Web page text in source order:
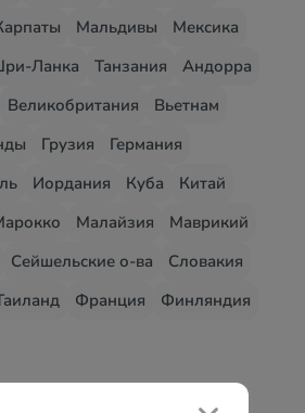
Мальдивы
Мексика
Ланка Танзания
Андорра
Великобритания
Вьетнам
Грузия
Германия
Иордания Куба
Китай
Малайзия
Маврикий
Сейшельские о-ва
Словакия
Франция
Финляндия